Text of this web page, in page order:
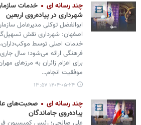
چند رسانه ای
خدمات
شهرداری در پیاده‌روی اربعین
ابوالفضل توکلی مدیرعامل
اصفهان: شهرداری نقش
خدمات اصلی توسط
فرهنگی ارائه می‌شود؛ سال
برای اعزام زائران به مرزهای
موفقیت انجام…
۱۴۰۴-۰۵-۲۴ ۱۳:۵۷
چند رسانه ای
صحبت‌های
پیاده‌روی جاماندگان
علی صالحی؛ رئیس کمیسیون